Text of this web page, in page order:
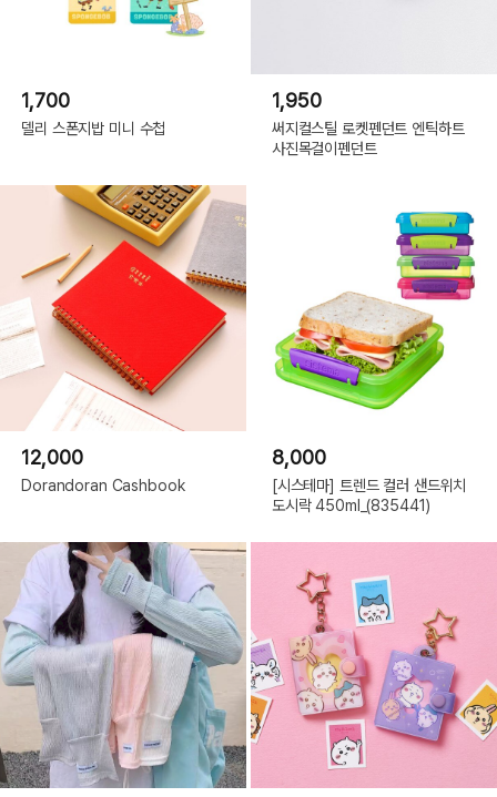
1,700
델리 스폰지밥 미니 수첩
1,950
써지컬스틸 로켓펜던트 엔틱하트
사진목걸이펜던트
12,000
Dorandoran Cashbook
8,000
[시스테마] 트렌드 컬러 샌드위치
도시락 450ml_(835441)